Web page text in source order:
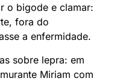
o bigode e clamar:
fora do
a enfermidade.
sobre lepra: em
Miriam com